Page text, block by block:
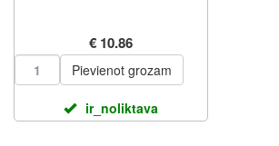
€ 10.86
Pievienot grozam
ir_noliktava